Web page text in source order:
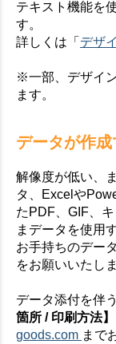
テキスト機能を
す。
詳しくは「 デザ
※一部、デザイ
ます。
データが作
解像度が低い、
タ、Excelや
たPDF、GIF、
まデータを使用
お手持ちのデー
をお願いいたしま
データ添付を伴
箇所 / 印刷方法】
goods.com まで